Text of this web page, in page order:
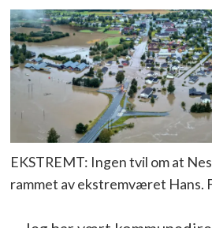
EKSTREMT: Ingen tvil om at
rammet av ekstremværet Hans.